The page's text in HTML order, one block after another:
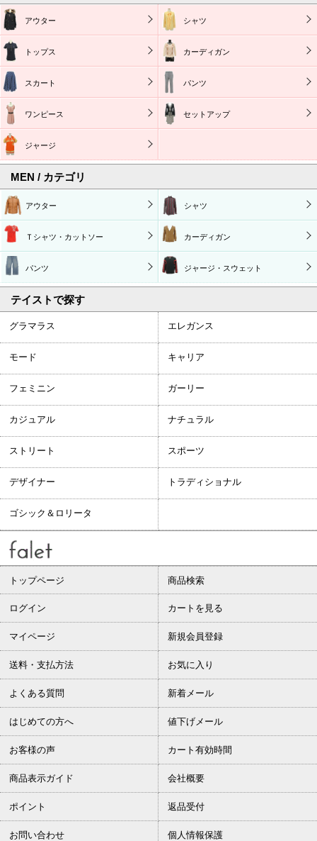
アウター シャツ
トップス カーディガン
スカート パンツ
ワンピース セットアップ
ジャージ
MEN / カテゴリ
アウター シャツ
Ｔシャツ・カットソー カーディガン
パンツ ジャージ・スウェット
テイストで探す
グラマラス エレガンス
モード キャリア
フェミニン ガーリー
カジュアル ナチュラル
ストリート スポーツ
デザイナー トラディショナル
ゴシック＆ロリータ
トップページ 商品検索
ログイン カートを見る
マイページ 新規会員登録
送料・支払方法 お気に入り
よくある質問 新着メール
はじめての方へ 値下げメール
お客様の声 カート有効時間
商品表示ガイド 会社概要
ポイント 返品受付
お問い合わせ 個人情報保護